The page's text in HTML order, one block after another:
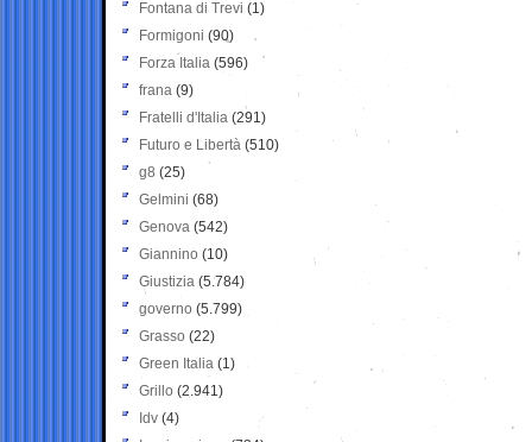
Fontana di Trevi (1)
Formigoni (90)
Forza Italia (596)
frana (9)
Fratelli d'Italia (291)
Futuro e Libertà (510)
g8 (25)
Gelmini (68)
Genova (542)
Giannino (10)
Giustizia (5.784)
governo (5.799)
Grasso (22)
Green Italia (1)
Grillo (2.941)
Idv (4)